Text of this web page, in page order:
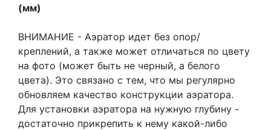
(мм)
ВНИМАНИЕ - Аэратор идет без опор/
креплений, а также может отличаться по цвету
на фото (может быть не черный, а белого
цвета). Это связано с тем, что мы регулярно
обновляем качество конструкции аэратора.
Для установки аэратора на нужную глубину -
достаточно прикрепить к нему какой-либо